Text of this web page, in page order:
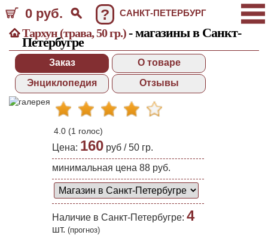
0 руб. ? САНКТ-ПЕТЕРБУРГ
Тархун (трава, 50 гр.)- магазины в Санкт-
Петербугре
Заказ
О товаре
Энциклопедия
Отзывы
4.0 (1 голос)
Цена: 160 руб /50 гр.
минимальная цена 88 руб.
Наличие в Санкт-Петербугре: 4
шт. (прогноз)